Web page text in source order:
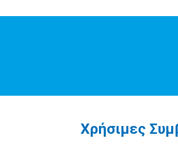
Χρήσιμες